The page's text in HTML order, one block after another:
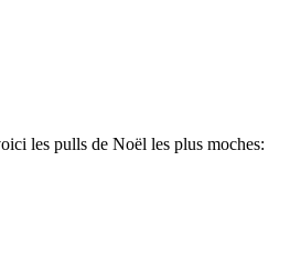
les pulls de Noël les plus moches: